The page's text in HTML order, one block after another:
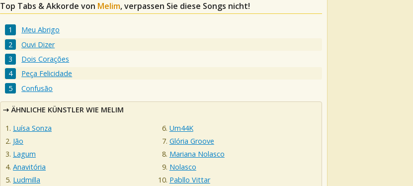
Top Tabs & Akkorde von Melim, verpassen Sie diese Songs nicht!
Meu Abrigo
Ouvi Dizer
Dois Corações
Peça Felicidade
Confusão
ÄHNLICHE KÜNSTLER WIE MELIM
Luísa Sonza
Jão
Lagum
Anavitória
Ludmilla
Um44K
Glória Groove
Mariana Nolasco
Nolasco
Pabllo Vittar